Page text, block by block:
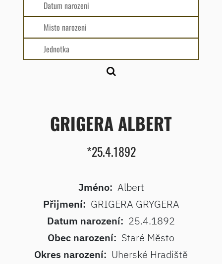
GRIGERA ALBERT
*25.4.1892
Jméno: Albert
Přijmení: GRIGERA GRYGERA
Datum narození: 25.4.1892
Obec narození: Staré Město
Okres narození: Uherské Hradiště